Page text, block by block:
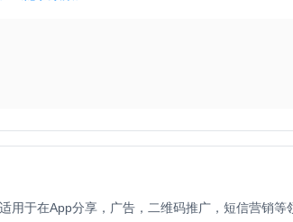
用于在App分享，广告，二维码推广，短信营销等